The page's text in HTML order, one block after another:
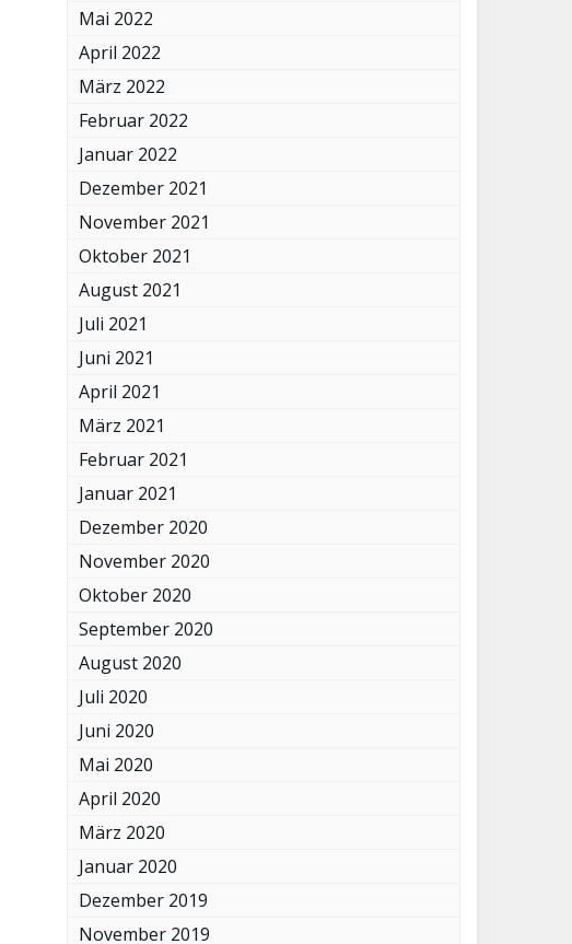
Mai 2022
April 2022
März 2022
Februar 2022
Januar 2022
Dezember 2021
November 2021
Oktober 2021
August 2021
Juli 2021
Juni 2021
April 2021
März 2021
Februar 2021
Januar 2021
Dezember 2020
November 2020
Oktober 2020
September 2020
August 2020
Juli 2020
Juni 2020
Mai 2020
April 2020
März 2020
Januar 2020
Dezember 2019
November 2019